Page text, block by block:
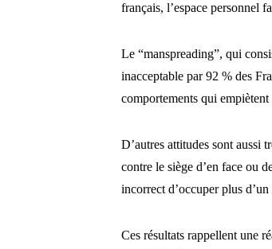
français, l’espace personnel
Le “manspreading”, qui
inacceptable par 92 % des
comportements qui
D’autres attitudes sont aussi
contre le siège d’en face ou
incorrect d’occuper plus d’un
Ces résultats rappellent une